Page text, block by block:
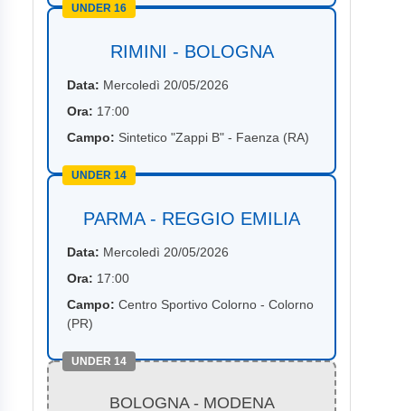
UNDER 16
RIMINI - BOLOGNA
Data: Mercoledì 20/05/2026
Ora: 17:00
Campo: Sintetico "Zappi B" - Faenza (RA)
UNDER 14
PARMA - REGGIO EMILIA
Data: Mercoledì 20/05/2026
Ora: 17:00
Campo: Centro Sportivo Colorno - Colorno
(PR)
UNDER 14
BOLOGNA - MODENA